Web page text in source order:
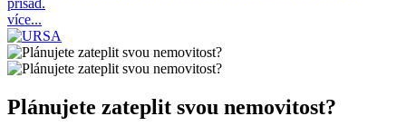
přísad.
více...
Plánujete zateplit svou nemovitost?